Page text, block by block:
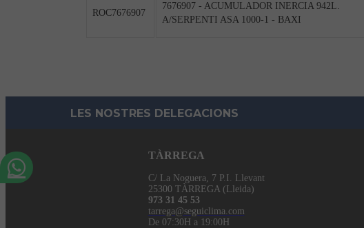
ROC7676907
7676907 - ACUMULADOR INERCIA 942L.
A/SERPENTI ASA 1000-1 - BAXI
LES NOSTRES DELEGACIONS
TÀRREGA
C/ La Noguera, 7 P.I. Llevant
25300 TÀRREGA (Lleida)
973 31 45 53
tarrega@seguiclima.com
De 07:30H a 19:00H